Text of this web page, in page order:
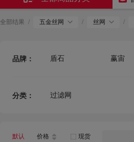
全部结果 / 五金丝网 / 丝网 /
品牌： 盾石 赢宙
分类： 过滤网
默认 价格 现货